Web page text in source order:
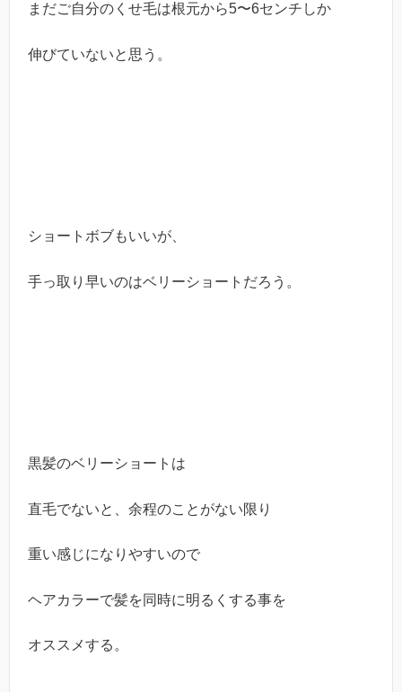
まだご自分のくせ毛は根元から5〜6センチしか
伸びていないと思う。
ショートボブもいいが、
手っ取り早いのはベリーショートだろう。
黒髪のベリーショートは
直毛でないと、余程のことがない限り
重い感じになりやすいので
ヘアカラーで髪を同時に明るくする事を
オススメする。